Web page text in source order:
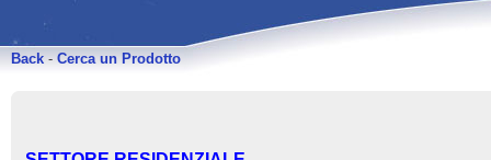
Back - Cerca un Prodotto